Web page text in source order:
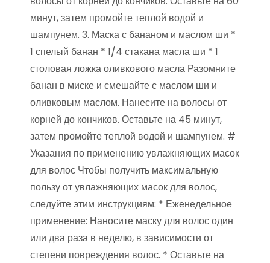
минут, затем промойте теплой водой и
шампунем. 3. Маска с бананом и маслом ши *
1 спелый банан * 1/4 стакана масла ши * 1
столовая ложка оливкового масла Разомните
банан в миске и смешайте с маслом ши и
оливковым маслом. Нанесите на волосы от
корней до кончиков. Оставьте на 45 минут,
затем промойте теплой водой и шампунем. #
Указания по применению увлажняющих масок
для волос Чтобы получить максимальную
пользу от увлажняющих масок для волос,
следуйте этим инструкциям: * Еженедельное
применение: Наносите маску для волос один
или два раза в неделю, в зависимости от
степени повреждения волос. * Оставьте на